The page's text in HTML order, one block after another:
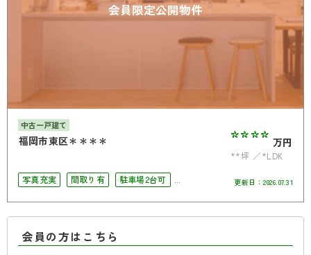
会員限定公開物件
中古一戸建て
福岡市東区＊＊＊＊ **** 万円
**坪
*LDK
写真充実
間取り有
駐車場2台可
更新日： 2026.07.31
会員の方はこちら